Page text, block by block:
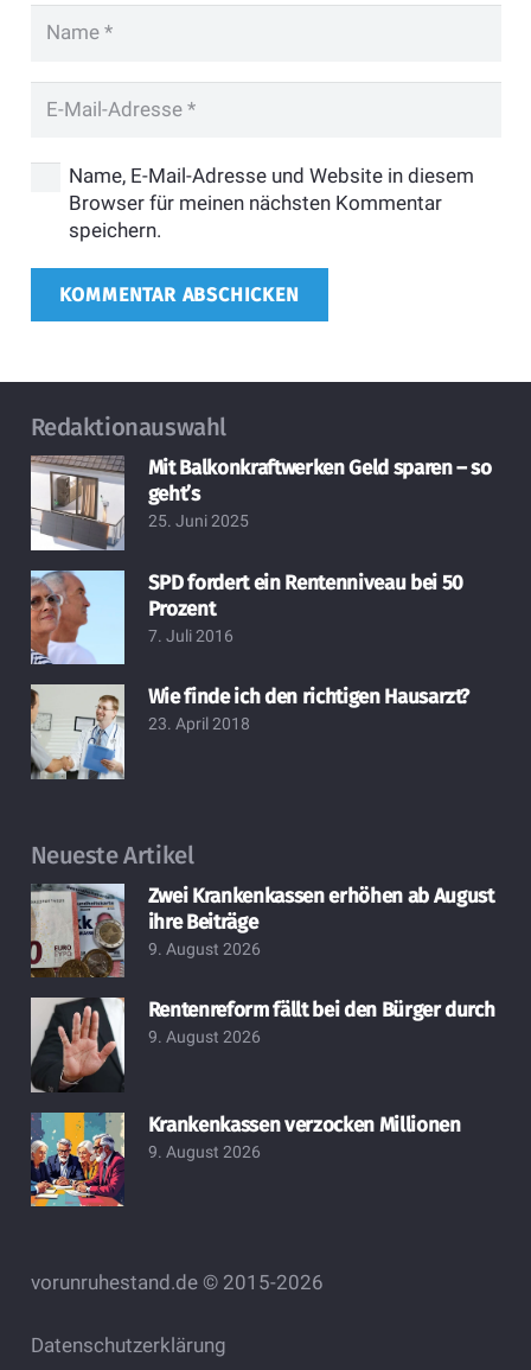
Name, E-Mail-Adresse und Website in diesem
Browser für meinen nächsten Kommentar
speichern.
KOMMENTAR ABSCHICKEN
Redaktionauswahl
Mit Balkonkraftwerken Geld sparen – so
geht’s
25. Juni 2025
SPD fordert ein Rentenniveau bei 50
Prozent
7. Juli 2016
Wie finde ich den richtigen Hausarzt?
23. April 2018
Neueste Artikel
Zwei Krankenkassen erhöhen ab August
ihre Beiträge
9. August 2026
Rentenreform fällt bei den Bürger durch
9. August 2026
Krankenkassen verzocken Millionen
9. August 2026
vorunruhestand.de © 2015-2026
Datenschutzerklärung